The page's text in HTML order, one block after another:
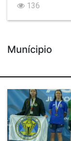
136
Munícipio